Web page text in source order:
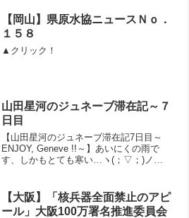
【岡山】県原水協ニュースＮｏ．
１５８
▲クリック！
山田星河のジュネーブ滞在記～７
日目
【山田星河のジュネーブ滞在記7日目～
ENJOY, Geneve !!～】あいにくの雨で
す、しかもとても寒い…ヽ(；▽；)ノで
い…。みんなのスマイルわかるかな？ジ
ュネーブの...
【大阪】「核兵器全面禁止のアピ
ール」大阪100万署名推進委員会